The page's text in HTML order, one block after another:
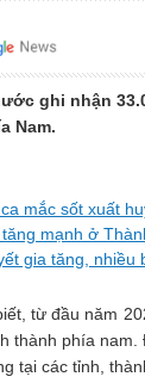
ghi nhận
Nam.
mắc sốt xuất
mạnh ở
gia tăng, nhiều
từ đầu năm
thành phía
tại các tỉnh,